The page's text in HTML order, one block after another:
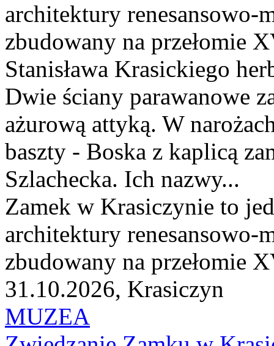
architektury renesansowo-
zbudowany na przełomie
Stanisława Krasickiego
Dwie ściany parawanowe
ażurową attyką. W
baszty - Boska z kaplicą
Szlachecka. Ich nazwy...
Zamek w Krasiczynie to
architektury renesansowo-
zbudowany na przełomie
31.10.2026, Krasiczyn
MUZEA